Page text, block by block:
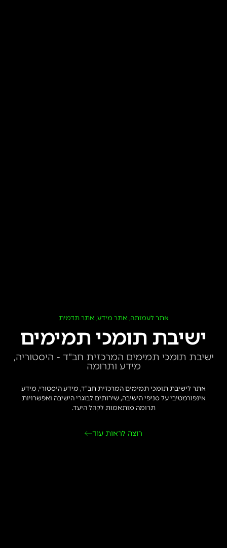
אתר לעמותה, אתר מידע, אתר תדמית
ישיבת תומכי תמימים
ישיבת תומכי תמימים המרכזית חב"ד - היסטוריה,
מידע ותרומה
אתר לישיבת תומכי תמימים המרכזית חב”ד, מידע היסטורי, מידע
אינפורמטיבי על סניפי הישיבה, שירותים לבוגרי הישיבה ואפשרויות
תרומה מותאמות לקהל היעד.
רוצה לראות עוד